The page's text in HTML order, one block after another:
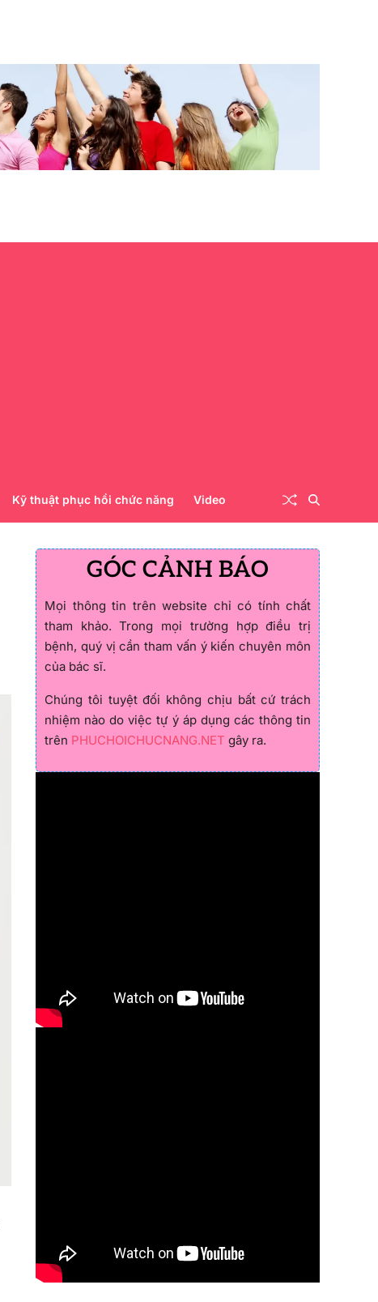
Kỹ thuật phục hồi chức năng Video
GÓC CẢNH BÁO
Mọi thông tin trên website chỉ có tính chất
tham khảo. Trong mọi trường hợp điều trị
bệnh, quý vị cần tham vấn ý kiến chuyên môn
của bác sĩ.
Chúng tôi tuyệt đối không chịu bất cứ trách
nhiệm nào do việc tự ý áp dụng các thông tin
trên PHUCHOICHUCNANG.NET gây ra.